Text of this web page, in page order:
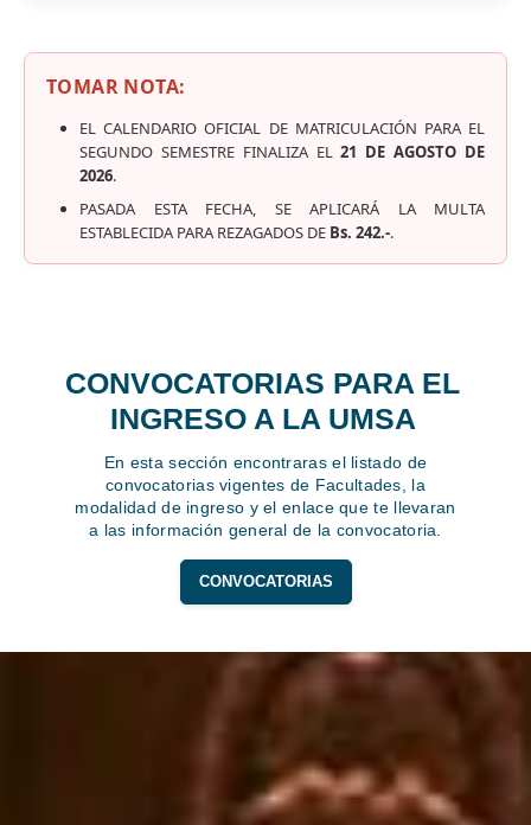
TOMAR NOTA:
EL CALENDARIO OFICIAL DE MATRICULACIÓN PARA EL
SEGUNDO SEMESTRE FINALIZA EL21 DE AGOSTO DE
2026.
PASADA ESTA FECHA, SE APLICARÁ LA MULTA
ESTABLECIDA PARA REZAGADOS DE Bs. 242.-.
CONVOCATORIAS PARA EL
INGRESO A LA UMSA
En esta sección encontraras el listado de
convocatorias vigentes de Facultades, la
modalidad de ingreso y el enlace que te llevaran
a las información general de la convocatoria.
CONVOCATORIAS